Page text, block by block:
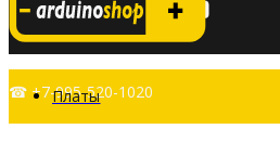
☎ +7-995-520-1020
Платы